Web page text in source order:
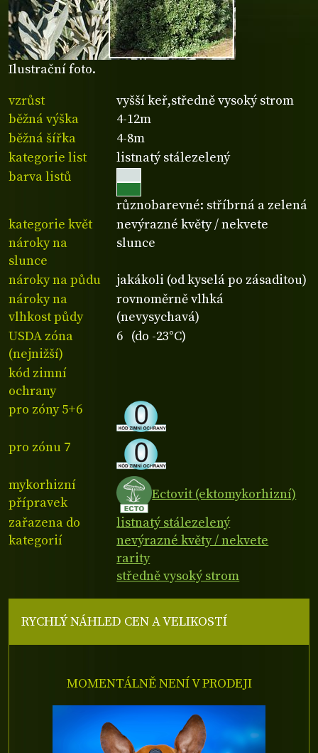
Ilustrační foto.
vzrůst
vyšší keř,středně vysoký strom
běžná výška
4-12m
běžná šířka
4-8m
kategorie list
listnatý stálezelený
barva listů
různobarevné: stříbrná a zelená
kategorie květ
nevýrazné květy / nekvete
nároky na
slunce
slunce
nároky na půdu
jakákoli (od kyselá po zásaditou)
nároky na
vlhkost půdy
rovnoměrně vlhká
(nevysychavá)
USDA zóna
(nejnižší)
6 (do -23°C)
kód zimní
ochrany
pro zóny 5+6
pro zónu 7
mykorhizní
přípravek
Ectovit (ektomykorhizní)
zařazena do
kategorií
listnatý stálezelený
nevýrazné květy / nekvete
rarity
středně vysoký strom
RYCHLÝ NÁHLED CEN A VELIKOSTÍ
MOMENTÁLNĚ NENÍ V PRODEJI